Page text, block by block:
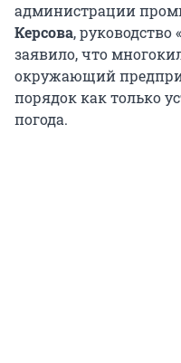
администрации
Керсова, руководство
заявило, что
окружающий
порядок как только
погода.